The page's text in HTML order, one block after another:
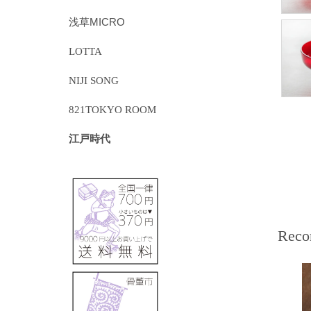
浅草MICRO
LOTTA
NIJI SONG
821TOKYO ROOM
江戸時代